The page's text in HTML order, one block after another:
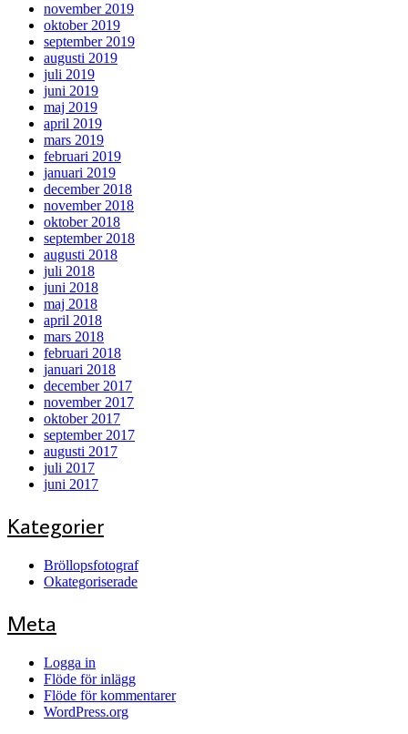
november 2019
oktober 2019
september 2019
augusti 2019
juli 2019
juni 2019
maj 2019
april 2019
mars 2019
februari 2019
januari 2019
december 2018
november 2018
oktober 2018
september 2018
augusti 2018
juli 2018
juni 2018
maj 2018
april 2018
mars 2018
februari 2018
januari 2018
december 2017
november 2017
oktober 2017
september 2017
augusti 2017
juli 2017
juni 2017
Kategorier
Bröllopsfotograf
Okategoriserade
Meta
Logga in
Flöde för inlägg
Flöde för kommentarer
WordPress.org